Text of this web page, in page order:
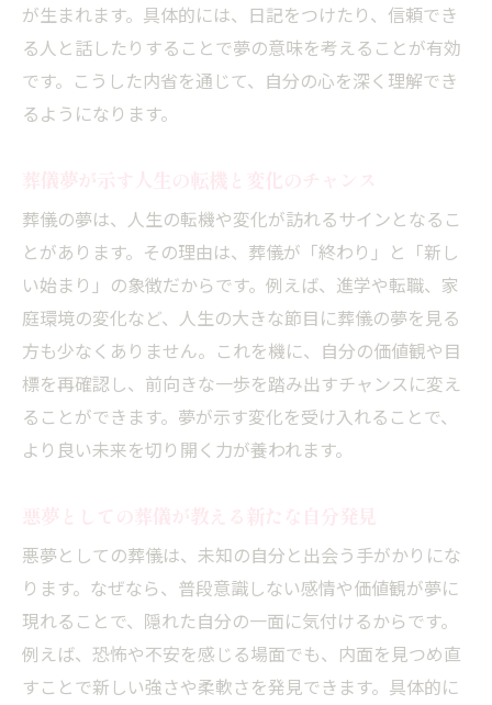
が生まれます。具体的には、日記をつけたり、信頼でき
る人と話したりすることで夢の意味を考えることが有効
です。こうした内省を通じて、自分の心を深く理解でき
るようになります。
葬儀の夢は、人生の転機や変化が訪れるサインとなるこ
とがあります。その理由は、葬儀が「終わり」と「新し
い始まり」の象徴だからです。例えば、進学や転職、家
庭環境の変化など、人生の大きな節目に葬儀の夢を見る
方も少なくありません。これを機に、自分の価値観や目
標を再確認し、前向きな一歩を踏み出すチャンスに変え
ることができます。夢が示す変化を受け入れることで、
より良い未来を切り開く力が養われます。
悪夢としての葬儀は、未知の自分と出会う手がかりにな
ります。なぜなら、普段意識しない感情や価値観が夢に
現れることで、隠れた自分の一面に気付けるからです。
例えば、恐怖や不安を感じる場面でも、内面を見つめ直
すことで新しい強さや柔軟さを発見できます。具体的に